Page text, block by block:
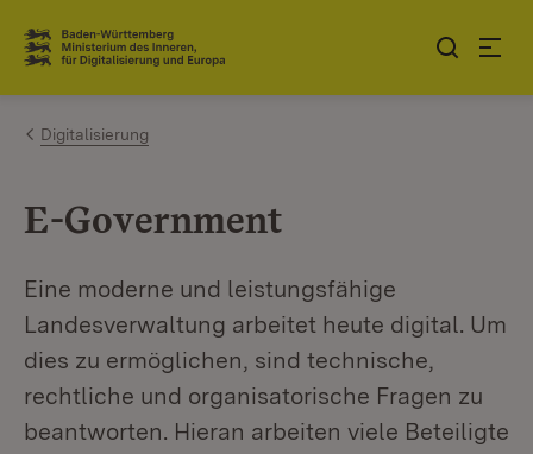
Zum Inhalt springen
Link zur Startseite
Digitalisierung
E-Government
Eine moderne und leistungsfähige
Landesverwaltung arbeitet heute digital. Um
dies zu ermöglichen, sind technische,
rechtliche und organisatorische Fragen zu
beantworten. Hieran arbeiten viele Beteiligte